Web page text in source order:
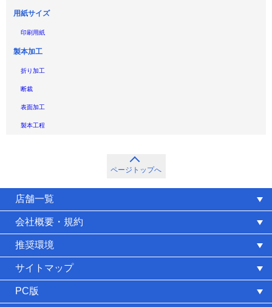
用紙サイズ
印刷用紙
製本加工
折り加工
断裁
表面加工
製本工程
ページトップへ
店舗一覧
会社概要・規約
推奨環境
サイトマップ
PC版